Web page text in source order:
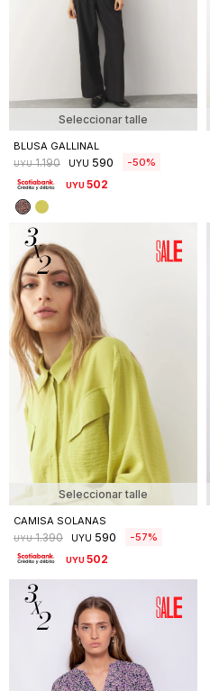
Seleccionar talle
BLUSA GALLINAL
UYU 1.190 UYU 590 50
UYU502
Seleccionar talle
CAMISA SOLANAS
UYU 1.390 UYU 590 57
UYU502